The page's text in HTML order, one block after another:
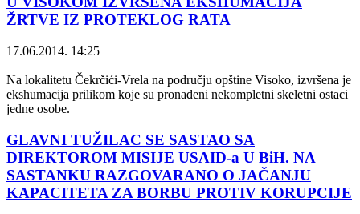
ŽRTVE IZ PROTEKLOG RATA
17.06.2014. 14:25
Na lokalitetu Čekrčići-Vrela na području opštine Visoko, izvršena je
ekshumacija prilikom koje su pronađeni nekompletni skeletni ostaci
jedne osobe.
GLAVNI TUŽILAC SE SASTAO SA
DIREKTOROM MISIJE USAID-a U BiH. NA
SASTANKU RAZGOVARANO O JAČANJU
KAPACITETA ZA BORBU PROTIV KORUPCIJE